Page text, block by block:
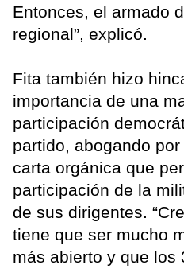
Entonces, el armado
regional”, explicó.
Fita también hizo
importancia de una
participación
partido, abogando
carta orgánica que
participación de la
de sus dirigentes.
tiene que ser mucho
más abierto y que los